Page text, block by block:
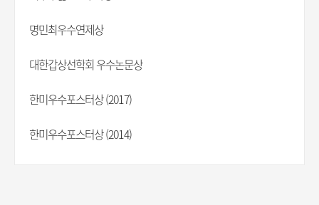
명민최우수연제상
대한갑상선학회 우수논문상
한미우수포스터상 (2017)
한미우수포스터상 (2014)